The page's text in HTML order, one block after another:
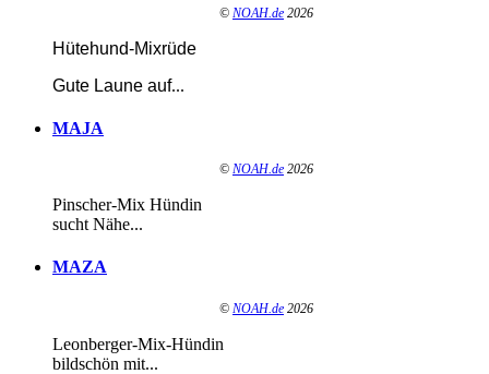
© NOAH.de 2026
Hütehund-Mixrüde
Gute Laune auf...
MAJA
© NOAH.de 2026
Pinscher-Mix Hündin
sucht Nähe...
MAZA
© NOAH.de 2026
Leonberger-Mix-Hündin
bildschön mit...